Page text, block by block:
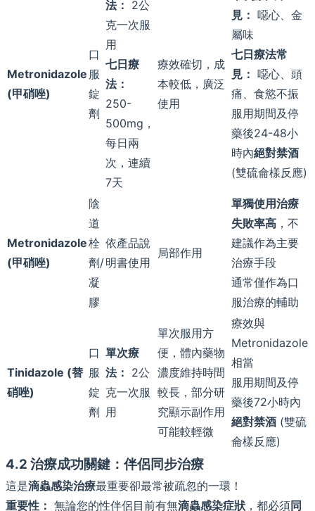
Metronidazole
(甲硝唑)
口
服
錠
劑
法： 2公
克一次服
用
七日療
法：
250-
500mg，
每日兩
次，連續
7天
療效確切，成
本較低，廣泛
使用
見： 噁心、金
屬味
七日療法常
見： 噁心、頭
痛、食慾不振
服用期間及停
藥後24-48小
時內絕對禁酒
(雙硫侖樣反應)
Metronidazole
(甲硝唑)
陰
道
栓
劑/
凝
膠
依產品說
明書使用
局部作用
單獨使用治療
失敗率高 ，不
建議作為主要
治療手段
通常僅作為口
服治療的輔助
Tinidazole (替
硝唑)
口
服
錠
劑
單次療
法： 2公
克一次服
用
單次服用方
便，體內藥物
濃度維持時間
較長，部分研
究顯示副作用
可能較輕微
療效與
Metronidazole
相當
服用期間及停
藥後72小時內
絕對禁酒 (雙硫
侖樣反應)
4.2 治療成功關鍵：伴侶同步治療
這是滴蟲感染治療最重要卻最常被疏忽的一環！
重要性： 無論您的性伴侶目前有無滴蟲感染症狀 ，都必須同